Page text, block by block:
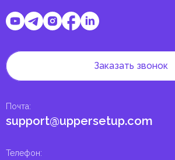
Телефон:
Почта:
support@uppersetup.com
Заказать звонок